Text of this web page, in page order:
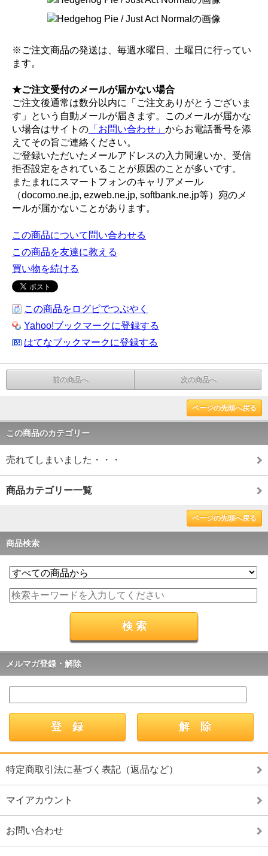
※ご注文商品の発送は、毎週水曜日、土曜日に行ってい
ます。
★ご注文受付のメールが届かない場合
ご注文後通常は数分以内に「ご注文ありがとうございま
す」という自動メールが届きます。このメールが届かな
い場合はサイトの 「お問い合わせ」 からお電話番号を添
えてその旨ご連絡ください。
ご登録いただいたメールアドレスの入力間違いか、受信
拒否設定をされていることが原因のことが多いです。
またまれにスマートフォンのキャリアメール
（docomo.ne.jp, ezweb.ne.jp, softbank.ne.jp等）宛のメ
ールが届かないことがあります。
この商品について問い合わせる
この商品を友達に教える
買い物を続ける
この商品をログピでつぶやく
Yahoo!ブックマークに登録する
はてなブックマークに登録する
前の商品へ 次の商品へ
ページの先頭へ戻る
この商品のカテゴリー
売れてしまいました・・・
商品カテゴリー一覧
ページの先頭へ戻る
商品検索
メルマガ登録・解除
特定商取引法に基づく表記（返品など）
マイアカウント
お問い合わせ